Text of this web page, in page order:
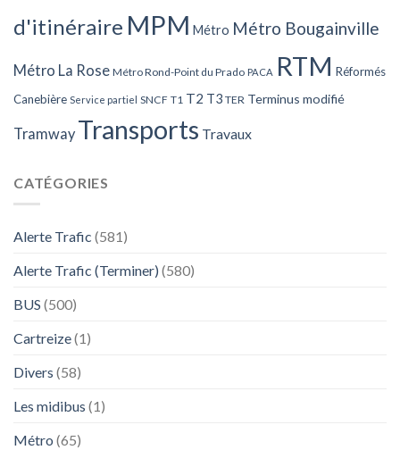
d'itinéraire MPM Métro Métro Bougainville
Métro La Rose Métro Rond-Point du Prado PACA RTM Réformés
Canebière Service partiel SNCF T1 T2 T3 TER Terminus modifié
Tramway Transports Travaux
CATÉGORIES
Alerte Trafic (581)
Alerte Trafic (Terminer) (580)
BUS (500)
Cartreize(1)
Divers (58)
Les midibus (1)
Métro (65)